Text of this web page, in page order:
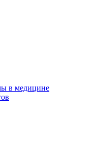
в медицине